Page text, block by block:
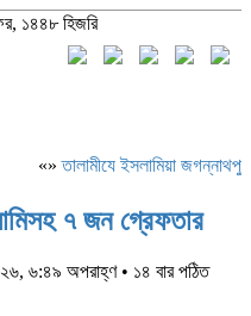
১৪৪৮ হিজরি
«»‎তালামীযে ইসলামিয়া জগন্নাথপুর
৭ জন গ্রেফতার
৬:৪৯ অপরাহ্ণ • ১৪ বার পঠিত